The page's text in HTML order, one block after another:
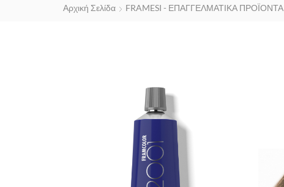
Αρχική Σελίδα FRAMESI - ΕΠΑΓΓΕΛΜΑΤΙΚΑ ΠΡΟΪΟΝΤΑ